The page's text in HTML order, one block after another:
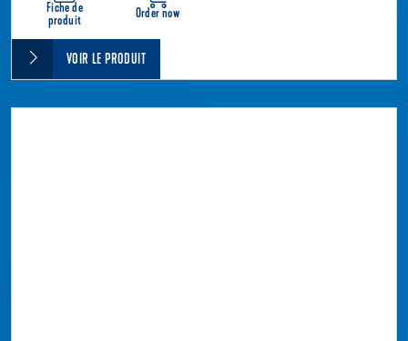
Fiche de
produit
Order now
VOIR LE PRODUIT